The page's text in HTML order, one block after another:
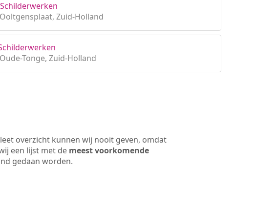
Zuid-Holland
Tonge, Zuid-Holland
overzicht kunnen wij nooit geven, omdat
een lijst met de meest voorkomende
gedaan worden.